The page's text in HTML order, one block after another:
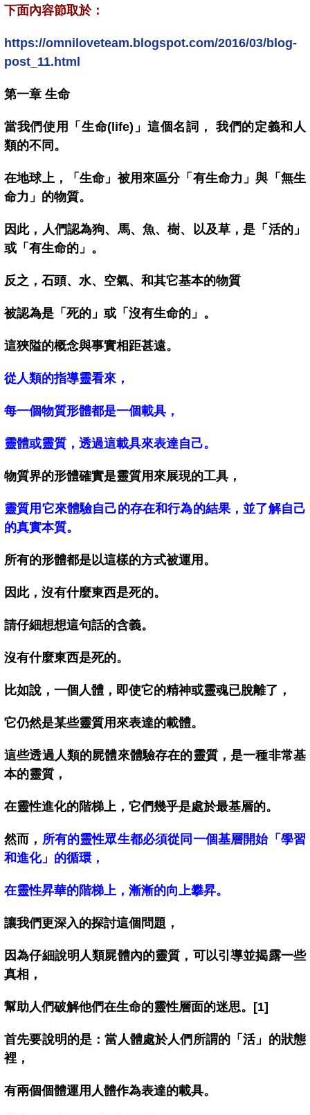
下面內容節取於：
https://omniloveteam.blogspot.com/2016/03/blog-
post_11.html
第一章 生命
當我們使用「生命(life)」這個名詞， 我們的定義和人
類的不同。
在地球上，「生命」被用來區分「有生命力」與「無生
命力」的物質。
因此，人們認為狗、馬、魚、樹、以及草，是「活的」
或「有生命的」。
反之，石頭、水、空氣、和其它基本的物質
被認為是「死的」或「沒有生命的」。
這狹隘的概念與事實相距甚遠。
從人類的指導靈看來，
每一個物質形體都是一個載具，
靈體或靈質，透過這載具來表達自己。
物質界的形體確實是靈質用來展現的工具，
靈質用它來體驗自己的存在和行為的結果，並了解自己
的真實本質。
所有的形體都是以這樣的方式被運用。
因此，沒有什麼東西是死的。
請仔細想想這句話的含義。
沒有什麼東西是死的。
比如說，一個人體，即使它的精神或靈魂已脫離了，
它仍然是某些靈質用來表達的載體。
這些透過人類的屍體來體驗存在的靈質，是一種非常基
本的靈質，
在靈性進化的階梯上，它們幾乎是處於最基層的。
然而， 所有的靈性眾生都必須從同一個基層開始「學習
和進化」的循環，
在靈性昇華的階梯上，漸漸的向上攀昇。
讓我們更深入的探討這個問題，
因為仔細說明人類屍體內的靈質，可以引導並揭露一些
真相，
幫助人們破解他們在生命的靈性層面的迷思。[1]
首先要說明的是：當人體處於人們所謂的「活」的狀態
裡，
有兩個個體運用人體作為表達的載具。